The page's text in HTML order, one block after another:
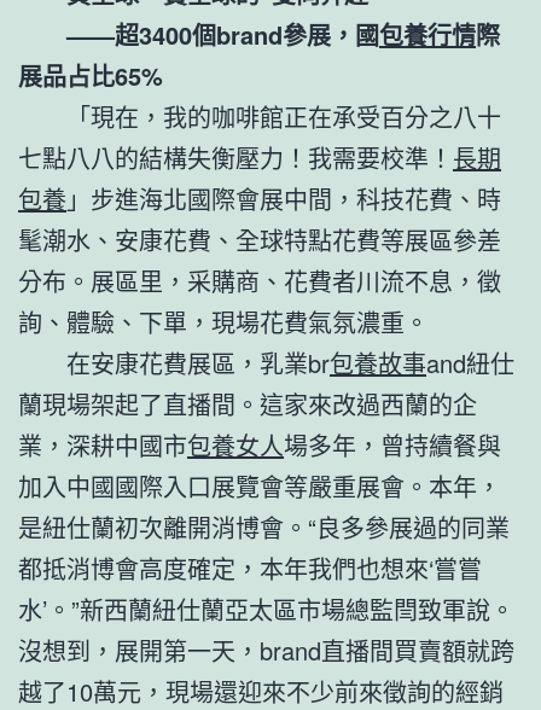
——超3400個brand參展，國包養行情際
展品占比65%
「現在，我的咖啡館正在承受百分之八十
七點八八的結構失衡壓力！我需要校準！ 長期
包養 」步進海北國際會展中間，科技花費、時
髦潮水、安康花費、全球特點花費等展區參差
分布。展區里，采購商、花費者川流不息，徵
詢、體驗、下單，現場花費氣氛濃重。
在安康花費展區，乳業br包養故事and紐仕
蘭現場架起了直播間。這家來改過西蘭的企
業，深耕中國市包養女人場多年，曾持續餐與
加入中國國際入口展覽會等嚴重展會。本年，
是紐仕蘭初次離開消博會。“良多參展過的同業
都抵消博會高度確定，本年我們也想來‘嘗嘗
水’。”新西蘭紐仕蘭亞太區市場總監閆致軍說。
沒想到，展開第一天，brand直播間買賣額就跨
越了10萬元，現場還迎來不少前來徵詢的經銷